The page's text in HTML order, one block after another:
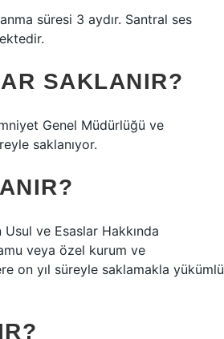
süresi 3 aydır. Santral ses
SAKLANIR?
Genel Müdürlüğü ve
saklanıyor.
Usul ve Esaslar Hakkında
veya özel kurum ve
on yıl süreyle saklamakla yükümlü